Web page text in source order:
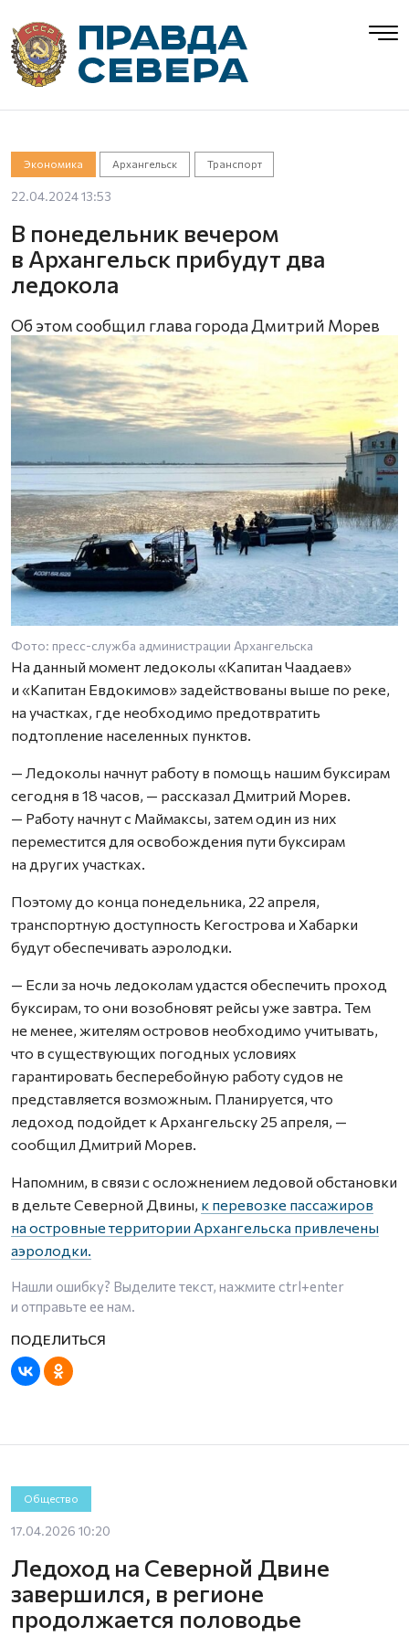
Экономика Архангельск Транспорт
22.04.2024 13:53
В понедельник вечером
в Архангельск прибудут два
ледокола
Об этом сообщил глава города Дмитрий Морев
Фото: пресс-служба администрации Архангельска
На данный момент ледоколы «Капитан Чаадаев»
и «Капитан Евдокимов» задействованы выше по реке,
на участках, где необходимо предотвратить
подтопление населенных пунктов.
— Ледоколы начнут работу в помощь нашим буксирам
сегодня в 18 часов, — рассказал Дмитрий Морев.
— Работу начнут с Маймаксы, затем один из них
переместится для освобождения пути буксирам
на других участках.
Поэтому до конца понедельника, 22 апреля,
транспортную доступность Кегострова и Хабарки
будут обеспечивать аэролодки.
— Если за ночь ледоколам удастся обеспечить проход
буксирам, то они возобновят рейсы уже завтра. Тем
не менее, жителям островов необходимо учитывать,
что в существующих погодных условиях
гарантировать бесперебойную работу судов не
представляется возможным. Планируется, что
ледоход подойдет к Архангельску 25 апреля, —
сообщил Дмитрий Морев.
Напомним, в связи с осложнением ледовой обстановки
в дельте Северной Двины, к перевозке пассажиров
на островные территории Архангельска привлечены
аэролодки.
Нашли ошибку? Выделите текст, нажмите ctrl+enter
и отправьте ее нам.
Общество
17.04.2026 10:20
Ледоход на Северной Двине
завершился, в регионе
продолжается половодье